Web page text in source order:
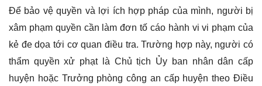
Để bảo vệ quyền và lợi ích hợp pháp của mình, người bị
xâm phạm quyền cần làm đơn tố cáo hành vi vi phạm của
kẻ đe dọa tới cơ quan điều tra. Trường hợp này, người có
thẩm quyền xử phạt là Chủ tịch Ủy ban nhân dân cấp
huyện hoặc Trưởng phòng công an cấp huyện theo Điều